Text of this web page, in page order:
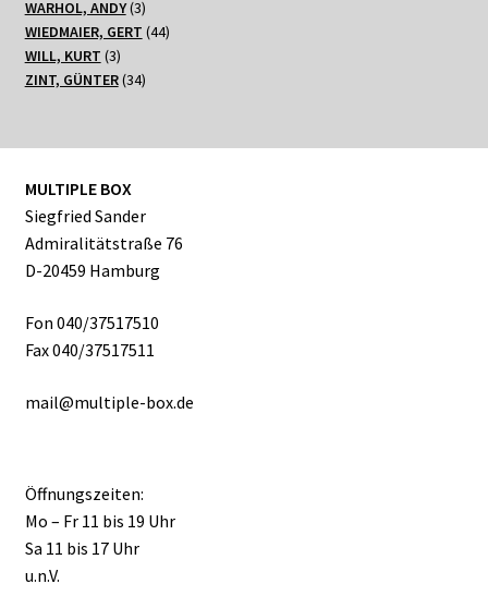
Produkte
WARHOL, ANDY 33
Produkte
WIEDMAIER, GERT 4444
WILL, KURT 33
Produkte
ZINT, GÜNTER 3434
MULTIPLE BOX
Siegfried Sander
Admiralitätstraße 76
D-20459 Hamburg
Fon 040/37517510
Fax 040/37517511
mail@multiple-box.de
Öffnungszeiten:
Mo – Fr 11 bis 19 Uhr
Sa 11 bis 17 Uhr
u.n.V.